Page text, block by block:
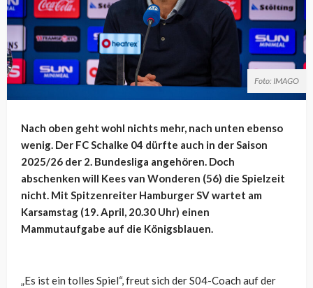
Foto: IMAGO
Nach oben geht wohl nichts mehr, nach unten ebenso
wenig. Der FC Schalke 04 dürfte auch in der Saison
2025/26 der 2. Bundesliga angehören. Doch
abschenken will Kees van Wonderen (56) die Spielzeit
nicht. Mit Spitzenreiter Hamburger SV wartet am
Karsamstag (19. April, 20.30 Uhr) einen
Mammutaufgabe auf die Königsblauen.
„Es ist ein tolles Spiel“, freut sich der S04-Coach auf der